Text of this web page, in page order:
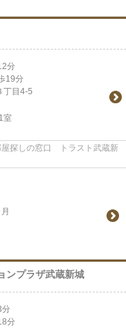
分
19分
丁目4-5
1室
探しの窓口 トラスト武蔵新
ンプラザ武蔵新城
分
分